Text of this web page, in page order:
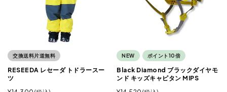
交換送料片道無料
RESEEDA レセーダ トドラースー
ツ
NEW ポイント10倍
Black Diamond ブラックダイヤモ
ンド キッズキャピタン MIPS